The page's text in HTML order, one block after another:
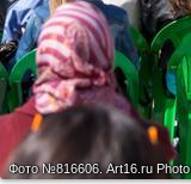
Фото №816606.Art16.ru